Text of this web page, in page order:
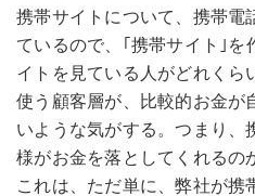
携帯サイトについて、携帯電
ているので、｢携帯サイト｣を
イトを見ている人がどれく
使う顧客層が、比較的お金が
いような気がする。つまり、
様がお金を落としてくれる
これは、ただ単に、弊社が携